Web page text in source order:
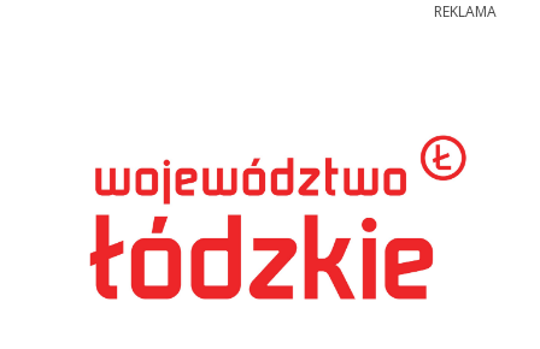
REKLAMA